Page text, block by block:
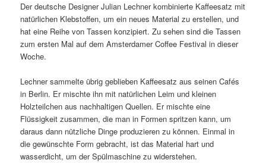
Der deutsche Designer Julian Lechner kombinierte Kaffeesatz mit
natürlichen Klebstoffen, um ein neues Material zu erstellen, und
hat eine Reihe von Tassen konzipiert. Zu sehen sind die Tassen
zum ersten Mal auf dem Amsterdamer Coffee Festival in dieser
Woche.
Lechner sammelte übrig geblieben Kaffeesatz aus seinen Cafés
in Berlin. Er mischte ihn mit natürlichen Leim und kleinen
Holzteilchen aus nachhaltigen Quellen. Er mischte eine
Flüssigkeit zusammen, die man in Formen spritzen kann, um
daraus dann nützliche Dinge produzieren zu können. Einmal in
die gewünschte Form gebracht, ist das Material hart und
wasserdicht, um der Spülmaschine zu widerstehen.